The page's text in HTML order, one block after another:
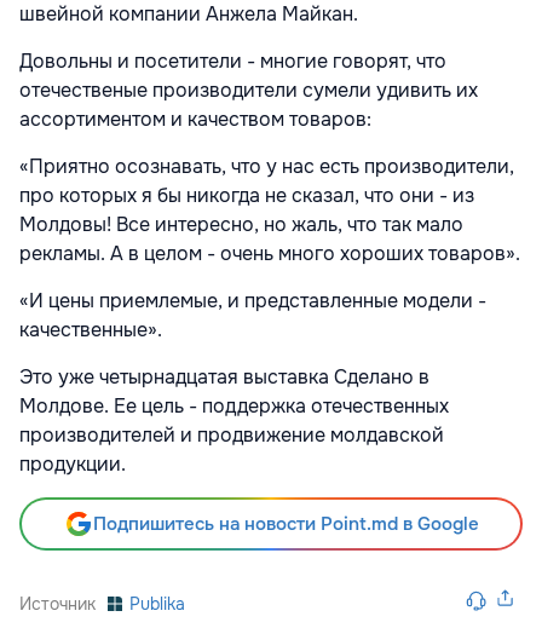
швейной компании Анжела Майкан.
Довольны и посетители - многие говорят, что
отечественые производители сумели удивить их
ассортиментом и качеством товаров:
«Приятно осознавать, что у нас есть производители,
про которых я бы никогда не сказал, что они - из
Молдовы! Все интересно, но жаль, что так мало
рекламы. А в целом - очень много хороших товаров».
«И цены приемлемые, и представленные модели -
качественные».
Это уже четырнадцатая выставка Сделано в
Молдове. Ее цель - поддержка отечественных
производителей и продвижение молдавской
продукции.
Подпишитесь на новости Point.md в Google
Источник Publika